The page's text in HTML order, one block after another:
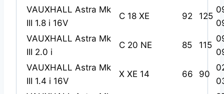
VAUXHALL Astra Mk
III 1.8 i 16V
C 18 XE 92 125
VAUXHALL Astra Mk
III 2.0 i
C 20 NE 85 115
VAUXHALL Astra Mk
III 1.4 i 16V
X XE 14 66 90